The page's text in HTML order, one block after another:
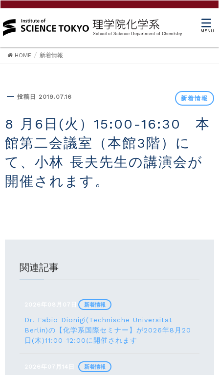
MENU
HOME 新着情報
投稿日 2019.07.16 新着情報
8 月6日(火）15:00-16:30 本
館第二会議室（本館3階）に
て、小林 長夫先生の講演会が
開催されます。
関連記事
2026年08月07日
Dr. Fabio Dionigi(Technische Universität
Berlin)の【化学系国際セミナー】が2026年8⽉20
⽇(⽊)11:00-12:00に開催されます
新着情報
2026年07月14日 新着情報